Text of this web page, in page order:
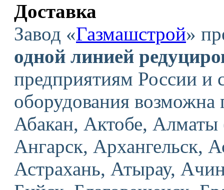
Доставка
Завод «Газмашстрой»
одной линией
предприятиям России и
оборудования
Абакан, Актобе,
Ангарск,
Астрахань, Атырау,